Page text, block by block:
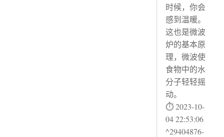
时候，你会
感到温暖。
这也是微波
炉的基本原
理，微波使
食物中的水
分子轻轻摇
动。
⏱ 2023-10-
04 22:53:06
^29404876-